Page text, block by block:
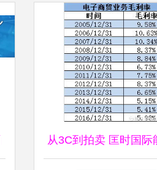
从3C到拍卖 匡时国际